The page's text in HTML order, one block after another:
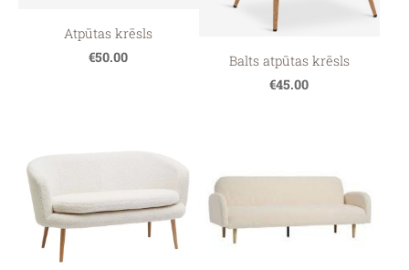
Atpūtas krēsls
€50.00
Balts atpūtas krēsls
€45.00